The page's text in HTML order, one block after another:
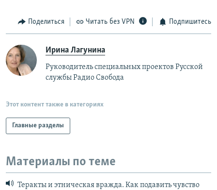
Поделиться Читать без VPN Подпишитесь
Ирина Лагунина
Руководитель специальных проектов Русской
службы Радио Свобода
Этот контент также в категориях
Главные разделы
Материалы по теме
Теракты и этническая вражда. Как подавить чувство